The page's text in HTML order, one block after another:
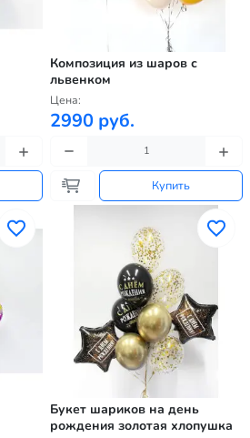
Композиция из шаров с
львенком
Цена:
2990 руб.
Купить
Букет шариков на день
рождения золотая хлопушка